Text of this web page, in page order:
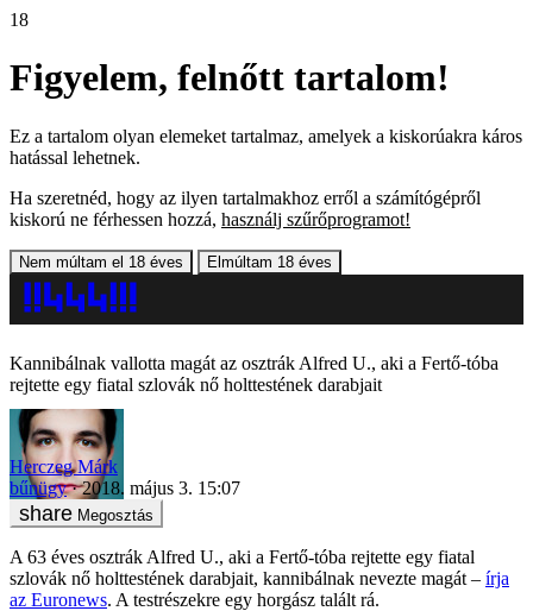
18
Figyelem, felnőtt tartalom!
Ez a tartalom olyan elemeket tartalmaz, amelyek a kiskorúakra káros
hatással lehetnek.
Ha szeretnéd, hogy az ilyen tartalmakhoz erről a számítógépről
kiskorú ne férhessen hozzá, használj szűrőprogramot!
Nem múltam el 18 éves Elmúltam 18 éves
Kannibálnak vallotta magát az osztrák Alfred U., aki a Fertő-tóba
rejtette egy fiatal szlovák nő holttestének darabjait
Herczeg Márk
bűnügy
2018. május 3. 15:07
Megosztás
A 63 éves osztrák Alfred U., aki a Fertő-tóba rejtette egy fiatal
szlovák nő holttestének darabjait, kannibálnak nevezte magát – írja
az Euronews. A testrészekre egy horgász talált rá.